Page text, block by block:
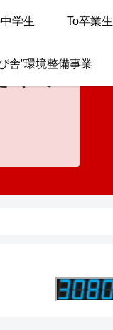
学生 To卒業生
舎”環境整備事業
くて